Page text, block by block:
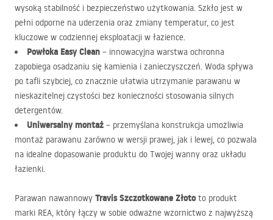
wysoką stabilność i bezpieczeństwo użytkowania. Szkło jest w
pełni odporne na uderzenia oraz zmiany temperatur, co jest
kluczowe w codziennej eksploatacji w łazience.
Powłoka Easy Clean – innowacyjna warstwa ochronna
zapobiega osadzaniu się kamienia i zanieczyszczeń. Woda spływa
po tafli szybciej, co znacznie ułatwia utrzymanie parawanu w
nieskazitelnej czystości bez konieczności stosowania silnych
detergentów.
Uniwersalny montaż – przemyślana konstrukcja umożliwia
montaż parawanu zarówno w wersji prawej, jak i lewej, co pozwala
na idealne dopasowanie produktu do Twojej wanny oraz układu
łazienki.
Parawan nawannowy Travis Szczotkowane Złototo produkt
marki REA, który łączy w sobie odważne wzornictwo z najwyższą